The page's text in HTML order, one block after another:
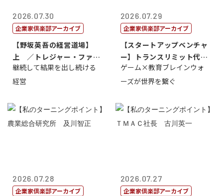
2026.07.30
企業家倶楽部アーカイブ
【野坂英吾の経営道場】
上 ／トレジャー・ファク
トリー社長野坂...
継続して結果を出し続ける
経営
2026.07.29
企業家倶楽部アーカイブ
【スタートアップベンチャ
ー】トランスリミット代表
取締役社長 ...
ゲーム×教育ブレインウォ
ーズが世界を繋ぐ
2026.07.28
企業家倶楽部アーカイブ
2026.07.27
企業家倶楽部アーカイブ